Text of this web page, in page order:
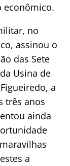
econômico.
no
assinou o
das Sete
Usina de
a
três anos
ainda
a